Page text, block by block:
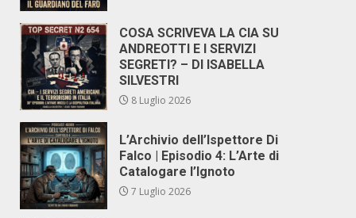
COSA SCRIVEVA LA CIA SU
ANDREOTTI E I SERVIZI
SEGRETI? – DI ISABELLA
SILVESTRI
8 Luglio 2026
L’Archivio dell’Ispettore Di
Falco | Episodio 4: L’Arte di
Catalogare l’Ignoto
7 Luglio 2026